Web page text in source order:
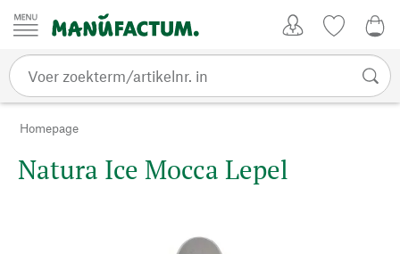
Passer au contenu
Homepage
Natura Ice Mocca Lepel